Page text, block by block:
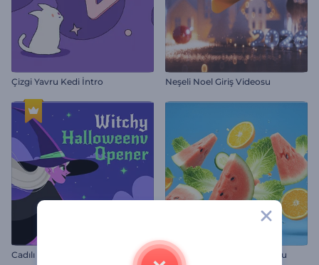
Çizgi Yavru Kedi İntro Neşeli Noel Giriş Videosu
Cadılı Halloween Jeneriği Sağlıklı Yiyecek Giriş Videosu